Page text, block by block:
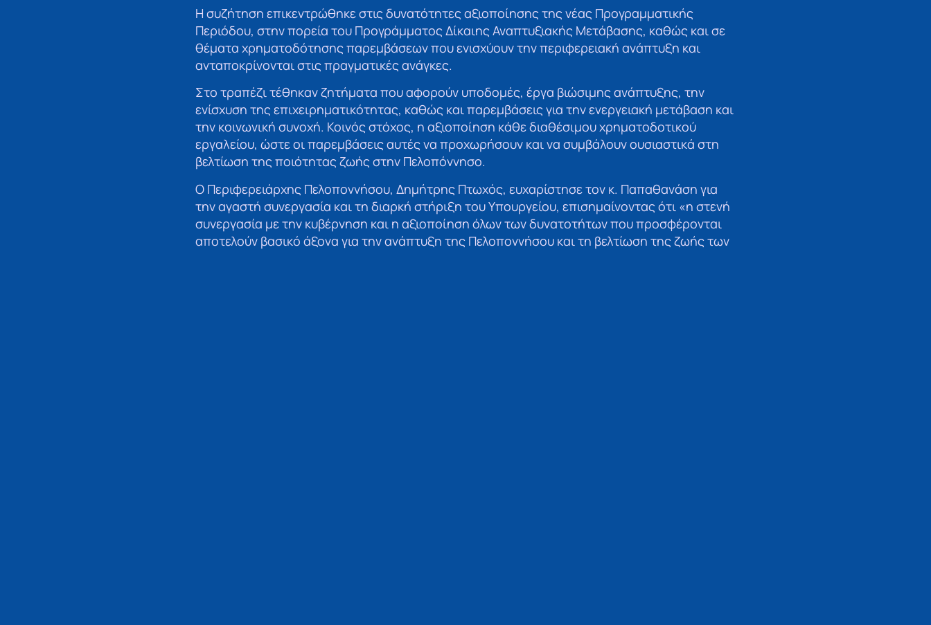
Η συζήτηση επικεντρώθηκε στις δυνατότητες αξιοποίησης της νέας Προγραμματικής
Περιόδου, στην πορεία του Προγράμματος Δίκαιης Αναπτυξιακής Μετάβασης, καθώς και σε
θέματα χρηματοδότησης παρεμβάσεων που ενισχύουν την περιφερειακή ανάπτυξη και
ανταποκρίνονται στις πραγματικές ανάγκες.
Στο τραπέζι τέθηκαν ζητήματα που αφορούν υποδομές, έργα βιώσιμης ανάπτυξης, την
ενίσχυση της επιχειρηματικότητας, καθώς και παρεμβάσεις για την ενεργειακή μετάβαση και
την κοινωνική συνοχή. Κοινός στόχος, η αξιοποίηση κάθε διαθέσιμου χρηματοδοτικού
εργαλείου, ώστε οι παρεμβάσεις αυτές να προχωρήσουν και να συμβάλουν ουσιαστικά στη
βελτίωση της ποιότητας ζωής στην Πελοπόννησο.
Ο Περιφερειάρχης Πελοποννήσου, Δημήτρης Πτωχός, ευχαρίστησε τον κ. Παπαθανάση για
την αγαστή συνεργασία και τη διαρκή στήριξη του Υπουργείου, επισημαίνοντας ότι «η στενή
συνεργασία με την κυβέρνηση και η αξιοποίηση όλων των δυνατοτήτων που προσφέρονται
αποτελούν βασικό άξονα για την ανάπτυξη της Πελοποννήσου και τη βελτίωση της ζωής των